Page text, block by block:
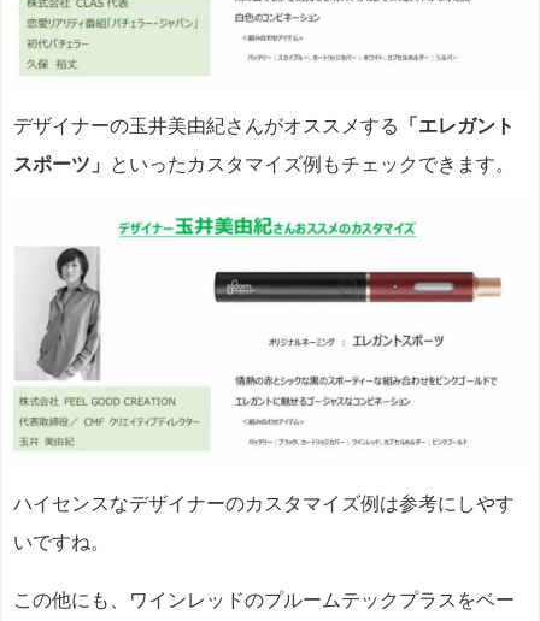
デザイナーの玉井美由紀さんがオススメする
「エレガント
スポーツ」
といったカスタマイズ例もチェックできます。
ハイセンスなデザイナーのカスタマイズ例は参考にしやす
いですね。
この他にも、ワインレッドのプルームテックプラスをベー